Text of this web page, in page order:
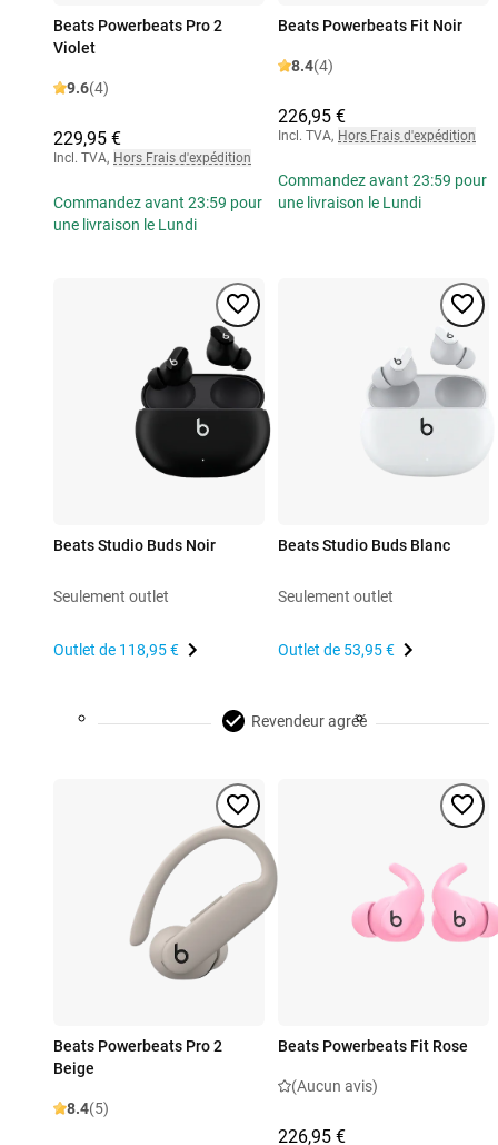
Beats Powerbeats Pro 2
Violet
9.6(4)
229,95 €
Incl. TVA, Hors Frais d'expédition
Commandez avant 23:59 pour
une livraison le Lundi
Beats Powerbeats Fit Noir
8.4(4)
226,95 €
Incl. TVA, Hors Frais d'expédition
Commandez avant 23:59 pour
une livraison le Lundi
Beats Studio Buds Noir
Seulement outlet
Outlet de 118,95 €
Beats Studio Buds Blanc
Seulement outlet
Outlet de 53,95 €
Revendeur agréé
Beats Powerbeats Pro 2
Beige
8.4(5)
Beats Powerbeats Fit Rose
(Aucun avis)
226,95 €